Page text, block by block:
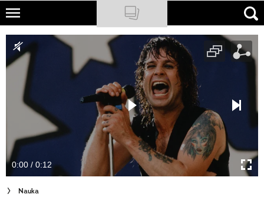
Skip
main
content
NATIONAL GEOGRAPHIC
TRAVELER
PODCASTY
Newsletter
Cuda Polski
Wielki Konkurs Fotograficzny
0:00 / 0:12
Nauka